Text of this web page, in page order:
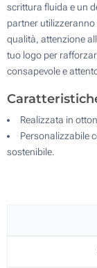
scrittura fluida e un
partner
qualità, attenzione
tuo logo per
consapevole e
Realizzata in
Personalizzabile
sostenibile.